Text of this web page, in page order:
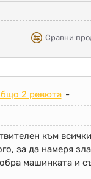
Сравни
2 ревюта -
към
за да намеря
машинката и